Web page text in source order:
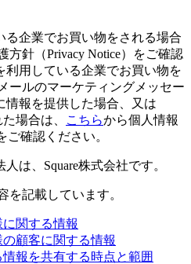
る企業でお買い物をされる場合
方針（Privacy Notice）をご確認
利用している企業でお買い物を
ールのマーケティングメッセー
情報を提供した場合、又は
場合は、
こちらから個人情報
ご確認ください。
は、Square株式会社です。
を記載しています。
関する情報
顧客に関する情報
報を共有する時点と範囲